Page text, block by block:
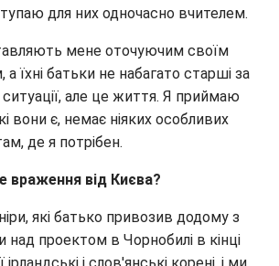
для них одночасно вчителем.
мене оточуючим своїм
їхні батьки не набагато старші за
але це життя. Я приймаю
вони є, немає ніяких особливих
де я потрібен.
враження від Києва?
які батько привозив додому з
проектом в Чорнобилі в кінці